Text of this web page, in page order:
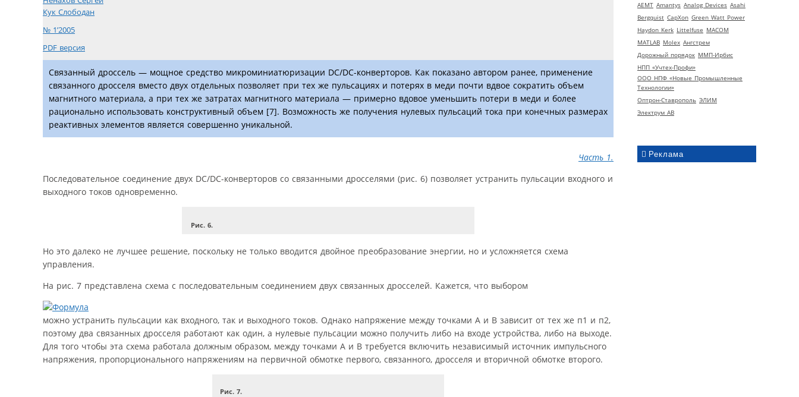
AEMT Amantys Analog Devices Asahi
Bergquist CapXon Green Watt Power
Haydon Kerk Littelfuse MACOM
MATLAB Molex Ангстрем
Дорожный порядок ММП-Ирбис
НПП «Учтех-Профи»
ООО НПФ «Новые Промышленные
Технологии»
Оптрон-Ставрополь ЭЛИМ
Электрум АВ
Реклама
Кук Слободан
№ 1’2005
PDF версия
Связанный дроссель — мощное средство микроминиатюризации DC/DC-конверторов. Как показано автором ранее, применение
связанного дросселя вместо двух отдельных позволяет при тех же пульсациях и потерях в меди почти вдвое сократить объем
магнитного материала, а при тех же затратах магнитного материала — примерно вдовое уменьшить потери в меди и более
рационально использовать конструктивный объем [7]. Возможность же получения нулевых пульсаций тока при конечных размерах
реактивных элементов является совершенно уникальной.
Часть 1.
Последовательное соединение двух DC/DC-конверторов со связанными дросселями (рис. 6) позволяет устранить пульсации входного и
выходного токов одновременно.
Рис. 6.
Но это далеко не лучшее решение, поскольку не только вводится двойное преобразование энергии, но и усложняется схема
управления.
На рис. 7 представлена схема с последовательным соединением двух связанных дросселей. Кажется, что выбором
можно устранить пульсации как входного, так и выходного токов. Однако напряжение между точками A и B зависит от тех же п1 и п2,
поэтому два связанных дросселя работают как один, а нулевые пульсации можно получить либо на входе устройства, либо на выходе.
Для того чтобы эта схема работала должным образом, между точками A и B требуется включить независимый источник импульсного
напряжения, пропорционального напряжениям на первичной обмотке первого, связанного, дросселя и вторичной обмотке второго.
Рис. 7.